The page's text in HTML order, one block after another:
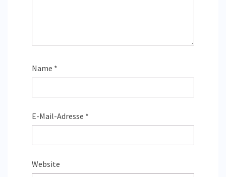
Name *
E-Mail-Adresse *
Website